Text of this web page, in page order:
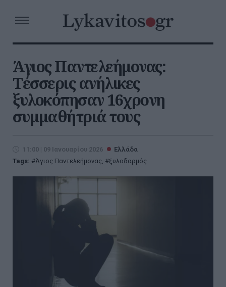
Άγιος Παντελεήμονας:
Τέσσερις ανήλικες
ξυλοκόπησαν 16χρονη
συμμαθήτριά τους
11:00 | 09 Ιανουαρίου 2026
Ελλάδα
Tags:
Άγιος Παντελεήμονας, ξυλοδαρμός